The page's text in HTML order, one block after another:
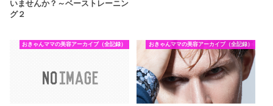
いませんか？～ベーストレーニン
グ２
おきゃんママの美容アーカイブ（全記録） おきゃんママの美容アーカイブ（全記録）